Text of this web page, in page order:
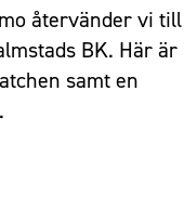
återvänder vi till
BK. Här är
samt en